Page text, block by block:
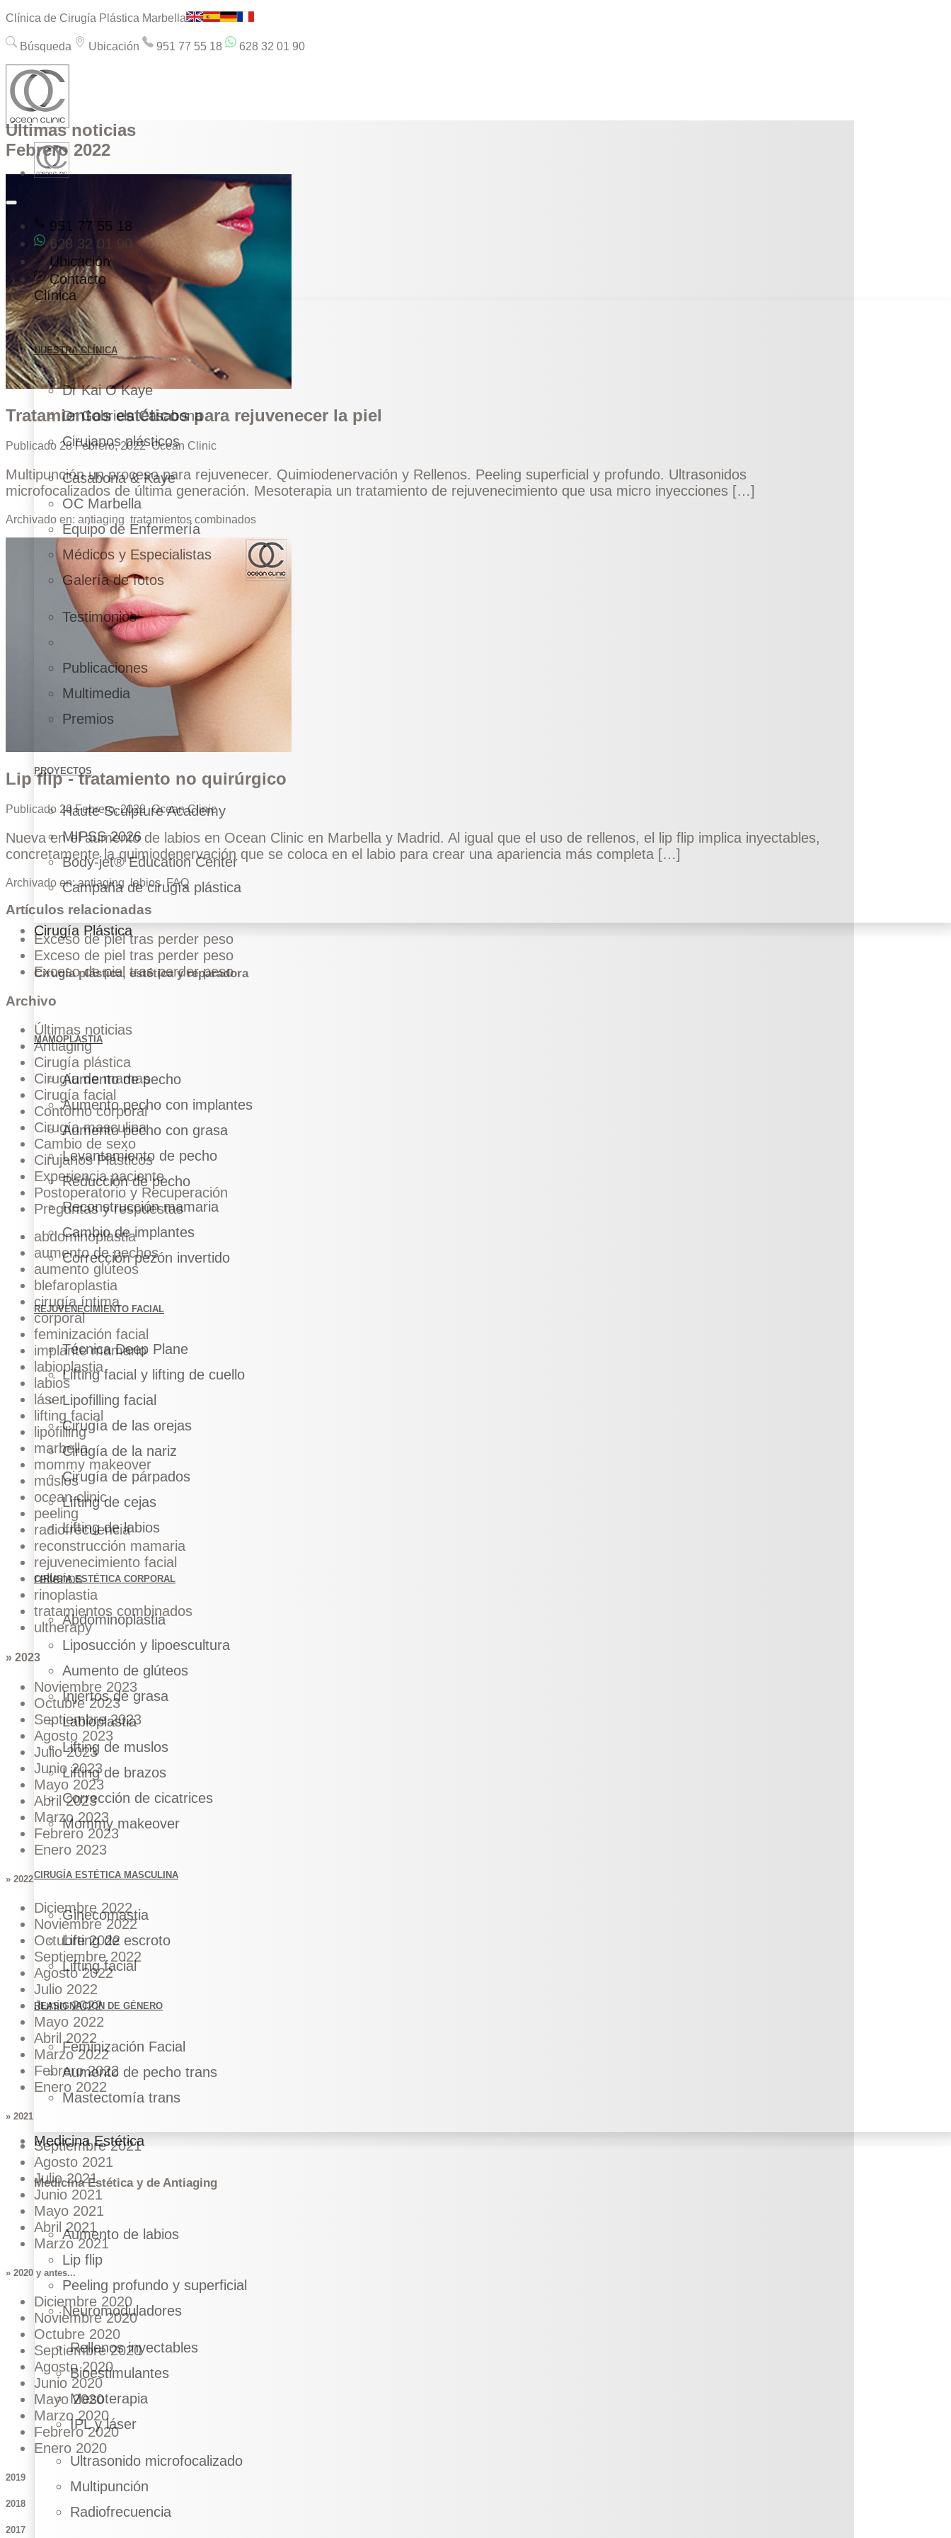
Clínica de Cirugía Plástica Marbella
Búsqueda Ubicación 951 77 55 18 628 32 01 90
951 77 55 18
628 32 01 90
Ubicación
Contacto
Clínica
NUESTRA CLÍNICA
Dr Kai O Kaye
Dr Gabriela Casabona
Cirujanos plásticos
Casabona & Kaye
OC Marbella
Equipo de Enfermería
Médicos y Especialistas
Galería de fotos
Testimonios
Publicaciones
Multimedia
Premios
PROYECTOS
Haute Sculpture Academy
MIPSS 2026
Body-jet® Education Center
Campaña de cirugía plástica
Cirugía Plástica
Cirugía plástica, estética y reparadora
MAMOPLASTIA
Aumento de pecho
Aumento pecho con implantes
Aumento pecho con grasa
Levantamiento de pecho
Reducción de pecho
Reconstrucción mamaria
Cambio de implantes
Corrección pezón invertido
REJUVENECIMIENTO FACIAL
Técnica Deep Plane
Lifting facial y lifting de cuello
Lipofilling facial
Cirugía de las orejas
Cirugía de la nariz
Cirugía de párpados
Lifting de cejas
Lifting de labios
CIRUGÍA ESTÉTICA CORPORAL
Abdominoplastia
Liposucción y lipoescultura
Aumento de glúteos
Injertos de grasa
Labioplastia
Lifting de muslos
Lifting de brazos
Corrección de cicatrices
Mommy makeover
CIRUGÍA ESTÉTICA MASCULINA
Ginecomastia
Lifting de escroto
Lifting facial
REASIGNACIÓN DE GÉNERO
Feminización Facial
Aumento de pecho trans
Mastectomía trans
Medicina Estética
Medicina Estética y de Antiaging
Aumento de labios
Lip flip
Peeling profundo y superficial
Neuromoduladores
Rellenos inyectables
Bioestimulantes
Mesoterapia
IPL y láser
Ultrasonido microfocalizado
Multipunción
Radiofrecuencia
Últimas noticias
Febrero 2022
Tratamientos estéticos para rejuvenecer la piel
Publicado 28 Febrero, 2022Ocean Clinic
Multipunción un proceso para rejuvenecer. Quimiodenervación y Rellenos. Peeling superficial y profundo. Ultrasonidos
microfocalizados de última generación. Mesoterapia un tratamiento de rejuvenecimiento que usa micro inyecciones […]
Archivado en: antiaging tratamientos combinados
Lip flip - tratamiento no quirúrgico
Publicado 26 Febrero, 2022 Ocean Clinic
Nueva en el aumento de labios en Ocean Clinic en Marbella y Madrid. Al igual que el uso de rellenos, el lip flip implica inyectables,
concretamente la quimiodenervación que se coloca en el labio para crear una apariencia más completa […]
Archivado en:antiaging labios FAQ
Artículos relacionadas
Exceso de piel tras perder peso
Exceso de piel tras perder peso
Exceso de piel tras perder peso
Archivo
Últimas noticias
Antiaging
Cirugía plástica
Cirugía de mamas
Cirugía facial
Contorno corporal
Cirugía masculina
Cambio de sexo
Cirujanos Plásticos
Experiencia paciente
Postoperatorio y Recuperación
Preguntas y respuestas
abdominoplastia
aumento de pechos
aumento glúteos
blefaroplastia
cirugía íntima
corporal
feminización facial
implante mamario
labioplastia
labios
láser
lifting facial
lipofilling
marbella
mommy makeover
muslos
ocean clinic
peeling
radiofrecuencia
reconstrucción mamaria
rejuvenecimiento facial
rellenos
rinoplastia
tratamientos combinados
ultherapy
» 2023
Noviembre 2023
Octubre 2023
Septiembre 2023
Agosto 2023
Julio 2023
Junio 2023
Mayo 2023
Abril 2023
Marzo 2023
Febrero 2023
Enero 2023
» 2022
Diciembre 2022
Noviembre 2022
Octubre 2022
Septiembre 2022
Agosto 2022
Julio 2022
Junio 2022
Mayo 2022
Abril 2022
Marzo 2022
Febrero 2022
Enero 2022
» 2021
Septiembre 2021
Agosto 2021
Julio 2021
Junio 2021
Mayo 2021
Abril 2021
Marzo 2021
» 2020 y antes...
Diciembre 2020
Noviembre 2020
Octubre 2020
Septiembre 2020
Agosto 2020
Junio 2020
Mayo 2020
Marzo 2020
Febrero 2020
Enero 2020
2019
2018
2017